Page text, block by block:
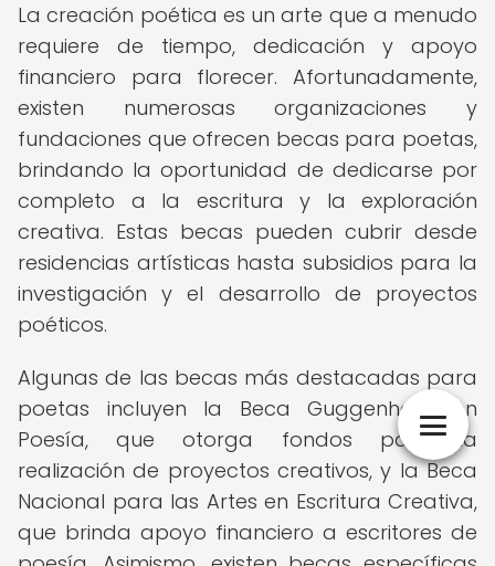
La creación poética es un arte que a menudo
requiere de tiempo, dedicación y apoyo
financiero para florecer. Afortunadamente,
existen numerosas organizaciones y
fundaciones que ofrecen becas para poetas,
brindando la oportunidad de dedicarse por
completo a la escritura y la exploración
creativa. Estas becas pueden cubrir desde
residencias artísticas hasta subsidios para la
investigación y el desarrollo de proyectos
poéticos.
Algunas de las becas más destacadas para
poetas incluyen la Beca Guggenheim en
Poesía, que otorga fondos para la
realización de proyectos creativos, y la Beca
Nacional para las Artes en Escritura Creativa,
que brinda apoyo financiero a escritores de